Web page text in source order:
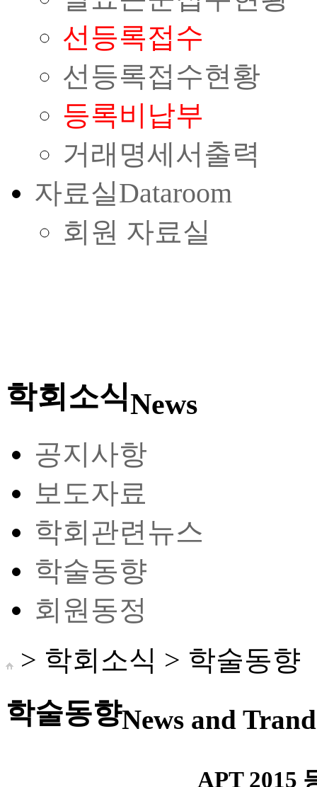
선등록접수
선등록접수현황
등록비납부
거래명세서출력
자료실Dataroom
회원 자료실
학회소식News
공지사항
보도자료
학회관련뉴스
학술동향
회원동정
> 학회소식 > 학술동향
학술동향News and
APT 2015